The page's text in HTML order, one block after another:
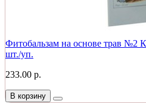
Фитобальзам на основе трав №2
шт./уп.
233.00 р.
В корзину